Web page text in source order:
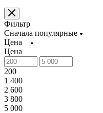
Фильтр
Сначала популярные
Цена
Цена
200
1 400
2 600
3 800
5 000